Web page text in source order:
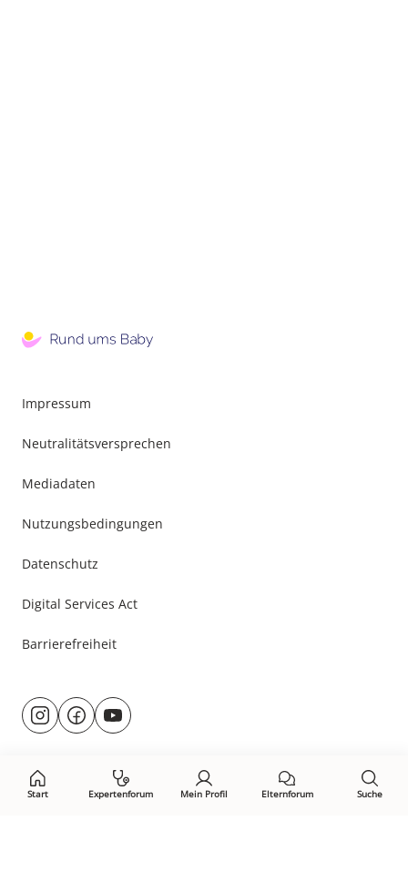
Start Expertenforum Mein Profil Elternforum Suche
Impressum
Neutralitätsversprechen
Mediadaten
Nutzungsbedingungen
Datenschutz
Digital Services Act
Barrierefreiheit
Besuche
uns@rund.ums.baby
facebook.com/rundumsbaby.de
youtube.com/@rundumsbaby_